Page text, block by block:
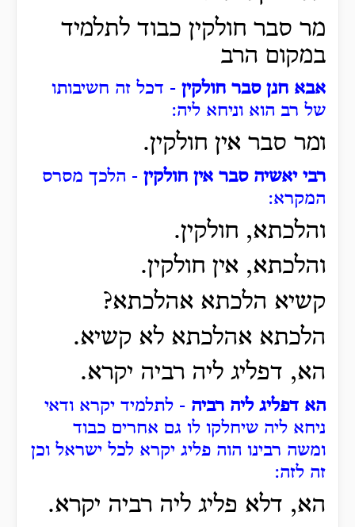
מר סבר חולקין כבוד לתלמיד
במקום הרב
אבא חנן סבר חולקין - דכל זה חשיבותו
של רב הוא וניחא ליה:
ומר סבר אין חולקין.
רבי יאשיה סבר אין חולקין - הלכך מסרס
המקרא:
והלכתא, חולקין.
והלכתא, אין חולקין.
קשיא הלכתא אהלכתא?
הלכתא אהלכתא לא קשיא.
הא, דפליג ליה רביה יקרא.
הא דפליג ליה רביה - לתלמיד יקרא ודאי
ניחא ליה שיחלקו לו גם אחרים כבוד
ומשה רבינו הוה פליג יקרא לכל ישראל וכן
זה לזה:
הא, דלא פליג ליה רביה יקרא.